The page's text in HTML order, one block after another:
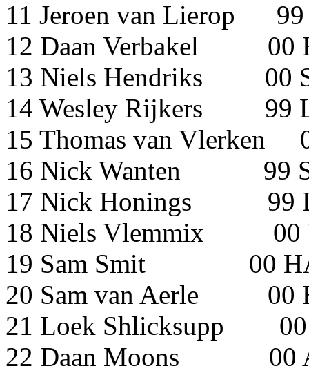
11 Jeroen van
12 Daan
13 Niels Hendriks
14 Wesley Rijkers 99
15 Thomas van
16 Nick Wanten
17 Nick Honings 99
18 Niels Vlemmix 00
19 Sam Smit
20 Sam van
21 Loek
22 Daan Moons